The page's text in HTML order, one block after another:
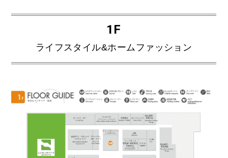
1F
ライフスタイル&ホームファッション